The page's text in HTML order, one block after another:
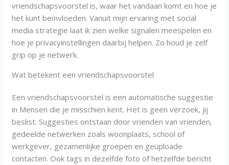
vriendschapsvoorstel is, waar het vandaan komt en hoe je
het kunt beïnvloeden. Vanuit mijn ervaring met social
media strategie laat ik zien welke signalen meespelen en
hoe je privacyinstellingen daarbij helpen. Zo houd je zelf
grip op je netwerk.
Wat betekent een vriendschapsvoorstel
Een vriendschapsvoorstel is een automatische suggestie
in Mensen die je misschien kent. Het is geen verzoek, jij
beslist. Suggesties ontstaan door vrienden van vrienden,
gedeelde netwerken zoals woonplaats, school of
werkgever, gezamenlijke groepen en geüploade
contacten. Ook tags in dezelfde foto of hetzelfde bericht